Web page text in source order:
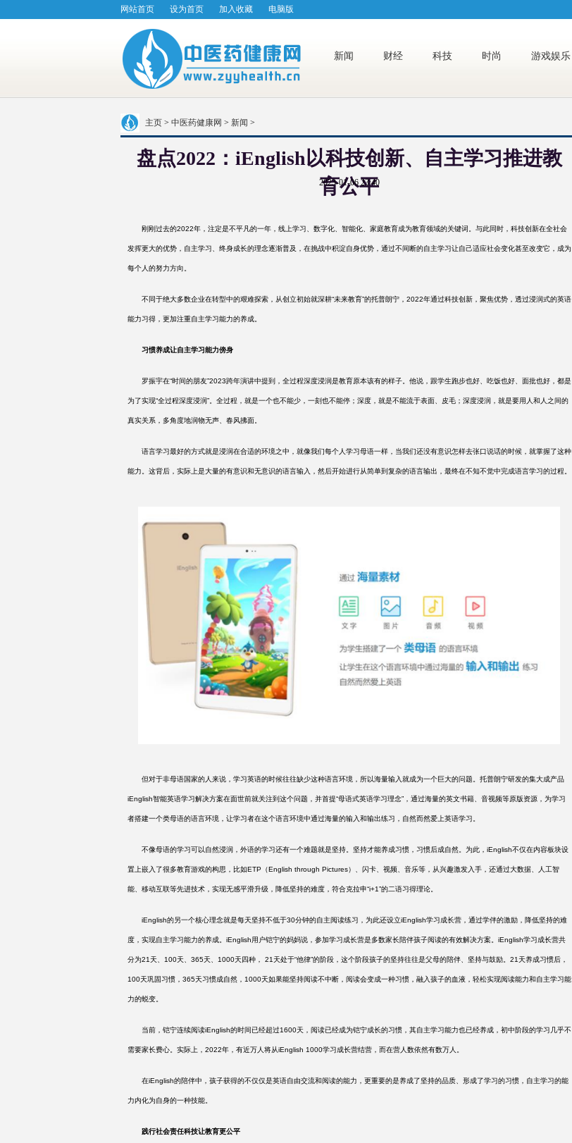
网站首页 设为首页 加入收藏 电脑版
新闻 财经 科技 时尚 游戏娱乐
主页> 中医药健康网 > 新闻 >
盘点2022：iEnglish以科技创新、自主学习推进教
育公平
2023-01-06 23:40
刚刚过去的2022年，注定是不平凡的一年，线上学习、数字化、智能化、家庭教育成为教育领域的关键词。与此同时，科技创新在全社会
发挥更大的优势，自主学习、终身成长的理念逐渐普及，在挑战中积淀自身优势，通过不间断的自主学习让自己适应社会变化甚至改变它，成为
每个人的努力方向。
不同于绝大多数企业在转型中的艰难探索，从创立初始就深耕“未来教育”的托普朗宁，2022年通过科技创新，聚焦优势，透过浸润式的英语
能力习得，更加注重自主学习能力的养成。
习惯养成让自主学习能力傍身
罗振宇在“时间的朋友”2023跨年演讲中提到，全过程深度浸润是教育原本该有的样子。他说，跟学生跑步也好、吃饭也好、面批也好，都是
为了实现“全过程深度浸润”。全过程，就是一个也不能少，一刻也不能停；深度，就是不能流于表面、皮毛；深度浸润，就是要用人和人之间的
真实关系，多角度地润物无声、春风拂面。
语言学习最好的方式就是浸润在合适的环境之中，就像我们每个人学习母语一样，当我们还没有意识怎样去张口说话的时候，就掌握了这种
能力。这背后，实际上是大量的有意识和无意识的语言输入，然后开始进行从简单到复杂的语言输出，最终在不知不觉中完成语言学习的过程。
但对于非母语国家的人来说，学习英语的时候往往缺少这种语言环境，所以海量输入就成为一个巨大的问题。托普朗宁研发的集大成产品
iEnglish智能英语学习解决方案在面世前就关注到这个问题，并首提“母语式英语学习理念”，通过海量的英文书籍、音视频等原版资源，为学习
者搭建一个类母语的语言环境，让学习者在这个语言环境中通过海量的输入和输出练习，自然而然爱上英语学习。
不像母语的学习可以自然浸润，外语的学习还有一个难题就是坚持。坚持才能养成习惯，习惯后成自然。为此， iEnglish不仅在内容板块设
置上嵌入了很多教育游戏的构思，比如ETP（English through Pictures）、闪卡、视频、音乐等，从兴趣激发入手，还通过大数据、人工智
能、移动互联等先进技术，实现无感平滑升级，降低坚持的难度，符合克拉申“i+1”的二语习得理论。
iEnglish的另一个核心理念就是每天坚持不低于30分钟的自主阅读练习，为此还设立iEnglish学习成长营，通过学伴的激励，降低坚持的难
度，实现自主学习能力的养成。iEnglish用户铠宁的妈妈说，参加学习成长营是多数家长陪伴孩子阅读的有效解决方案。iEnglish学习成长营共
分为21天、100天、365天、1000天四种， 21天处于“他律”的阶段，这个阶段孩子的坚持往往是父母的陪伴、坚持与鼓励。21天养成习惯后，
100天巩固习惯，365天习惯成自然，1000天如果能坚持阅读不中断，阅读会变成一种习惯，融入孩子的血液，轻松实现阅读能力和自主学习能
力的蜕变。
当前，铠宁连续阅读iEnglish的时间已经超过1600天，阅读已经成为铠宁成长的习惯，其自主学习能力也已经养成，初中阶段的学习几乎不
需要家长费心。实际上，2022年，有近万人将从iEnglish 1000学习成长营结营，而在营人数依然有数万人。
在iEnglish的陪伴中，孩子获得的不仅仅是英语自由交流和阅读的能力，更重要的是养成了坚持的品质、形成了学习的习惯，自主学习的能
力内化为自身的一种技能。
践行社会责任科技让教育更公平